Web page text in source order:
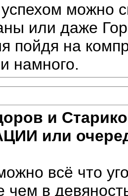
можно
или даже
пойдя на
намного.
и
или
всё что
чем в